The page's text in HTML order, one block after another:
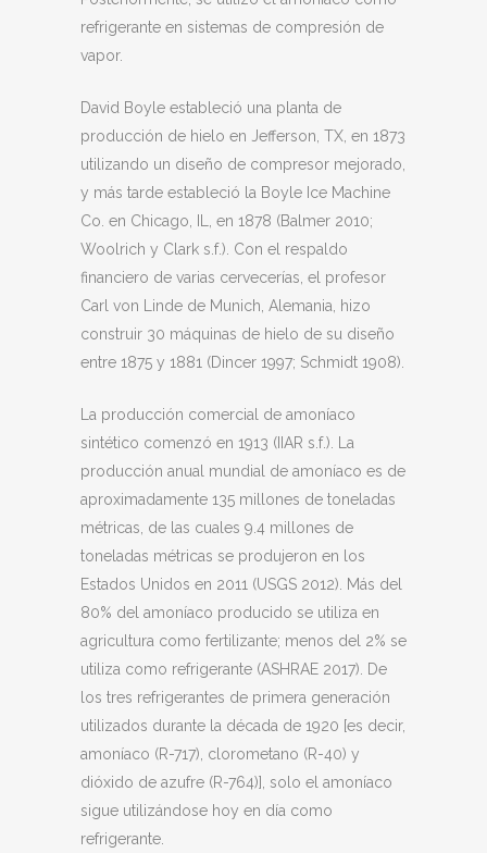
refrigerante en sistemas de compresión de
vapor.
David Boyle estableció una planta de
producción de hielo en Jefferson, TX, en 1873
utilizando un diseño de compresor mejorado,
y más tarde estableció la Boyle Ice Machine
Co. en Chicago, IL, en 1878 (Balmer 2010;
Woolrich y Clark s.f.). Con el respaldo
financiero de varias cervecerías, el profesor
Carl von Linde de Munich, Alemania, hizo
construir 30 máquinas de hielo de su diseño
entre 1875 y 1881 (Dincer 1997; Schmidt 1908).
La producción comercial de amoníaco
sintético comenzó en 1913 (IIAR s.f.). La
producción anual mundial de amoníaco es de
aproximadamente 135 millones de toneladas
métricas, de las cuales 9.4 millones de
toneladas métricas se produjeron en los
Estados Unidos en 2011 (USGS 2012). Más del
80% del amoníaco producido se utiliza en
agricultura como fertilizante; menos del 2% se
utiliza como refrigerante (ASHRAE 2017). De
los tres refrigerantes de primera generación
utilizados durante la década de 1920 [es decir,
amoníaco (R-717), clorometano (R-40) y
dióxido de azufre (R-764)], solo el amoníaco
sigue utilizándose hoy en día como
refrigerante.